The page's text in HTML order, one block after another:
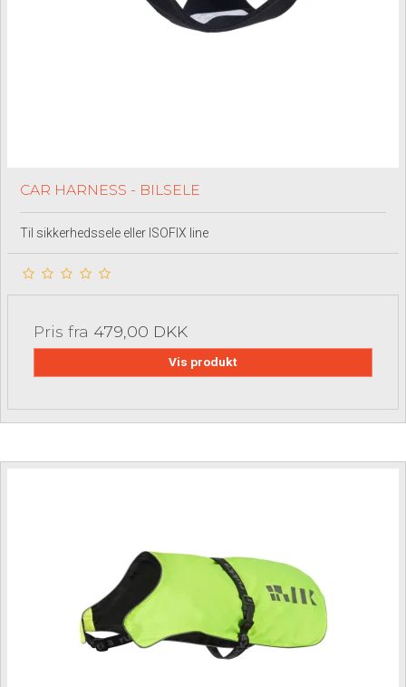
CAR HARNESS - BILSELE
Til sikkerhedssele eller ISOFIX line
Pris fra 479,00 DKK
Vis produkt